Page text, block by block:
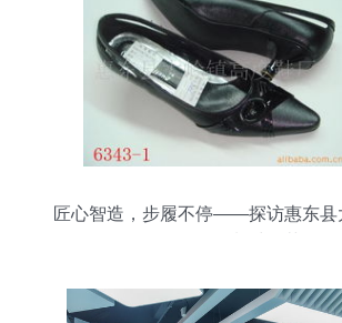
匠心智造，步履不停——探访惠东县